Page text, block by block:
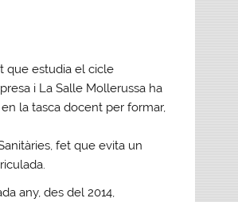
que estudia el cicle
i La Salle Mollerussa ha
la tasca docent per formar,
fet que evita un
any, des del 2014,